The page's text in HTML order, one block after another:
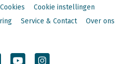
Cookies
Cookie instellingen
Service & Contact Over ons